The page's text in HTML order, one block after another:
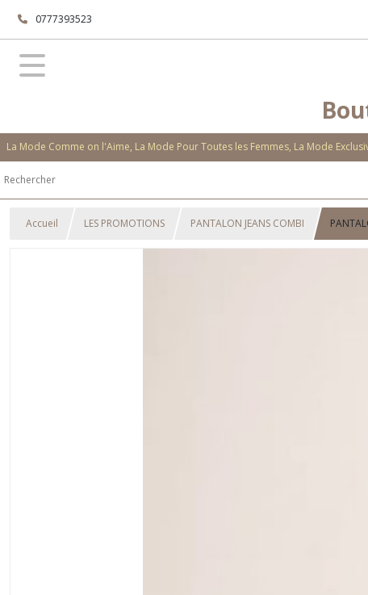
0777393523
La Mode Comme on l'Aime, La Mode Pour Toutes les Femmes, La Mode
Accueil LES PROMOTIONS PANTALON JEANS COMBI